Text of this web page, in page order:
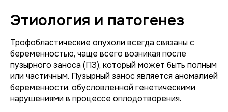
Этиология и патогенез
Трофобластические опухоли всегда связаны с
беременностью, чаще всего возникая после
пузырного заноса (ПЗ), который может быть полным
или частичным. Пузырный занос является аномалией
беременности, обусловленной генетическими
нарушениями в процессе оплодотворения.